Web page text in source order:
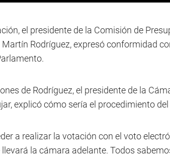
el presidente de la Comisión de
Rodríguez, expresó conformidad
de Rodríguez, el presidente de la
explicó cómo sería el procedimiento
a realizar la votación con el voto
la cámara adelante. Todos